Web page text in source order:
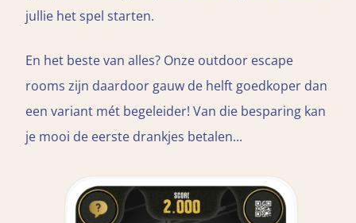
jullie het spel starten.
En het beste van alles? Onze outdoor escape
rooms zijn daardoor gauw de helft goedkoper dan
een variant mét begeleider! Van die besparing kan
je mooi de eerste drankjes betalen...